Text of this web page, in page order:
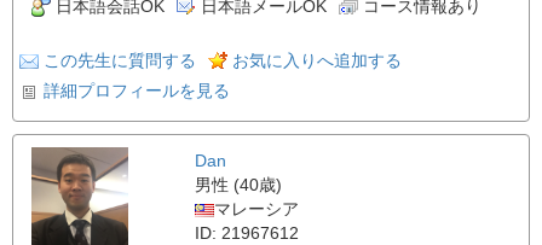
日本語会話OK 日本語メールOK コース情報あり
この先生に質問する
お気に入りへ追加する
詳細プロフィールを見る
Dan
男性 (40歳)
マレーシア
ID: 21967612